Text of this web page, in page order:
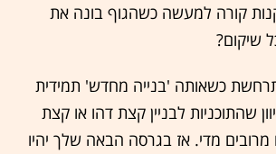
קורה למעשה כשהגוף בונה את
שיקום?
כשאותה 'בנייה מחדש' תמידית
שהתוכניות לבניין קצת דהו או קצת
מרובים מדי. אז בגרסה הבאה שלך יהיו